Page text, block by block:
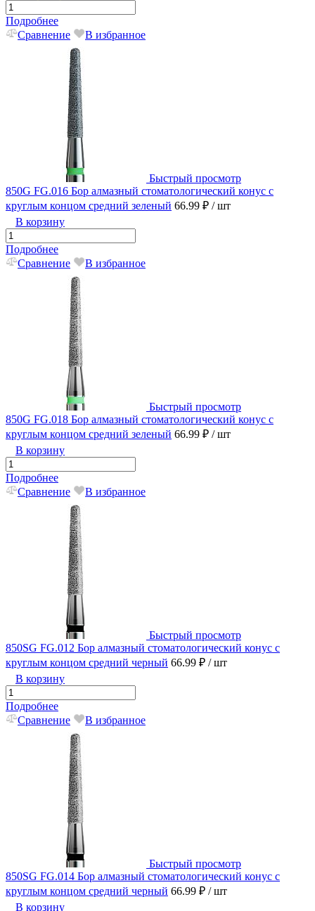
Подробнее
Сравнение
В избранное
Быстрый просмотр
850G FG.016 Бор алмазный стоматологический конус с
круглым концом средний зеленый 66.99 ₽ / шт
В корзину
Подробнее
Сравнение
В избранное
Быстрый просмотр
850G FG.018 Бор алмазный стоматологический конус с
круглым концом средний зеленый 66.99 ₽ / шт
В корзину
Подробнее
Сравнение
В избранное
Быстрый просмотр
850SG FG.012 Бор алмазный стоматологический конус с
круглым концом средний черный 66.99 ₽ / шт
В корзину
Подробнее
Сравнение
В избранное
Быстрый просмотр
850SG FG.014 Бор алмазный стоматологический конус с
круглым концом средний черный 66.99 ₽ / шт
В корзину